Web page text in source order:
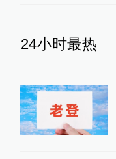
24小时最热